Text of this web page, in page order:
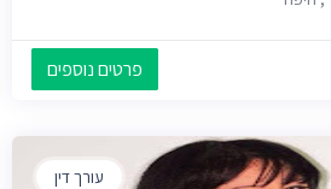
פרטים נוספים
עורך דין